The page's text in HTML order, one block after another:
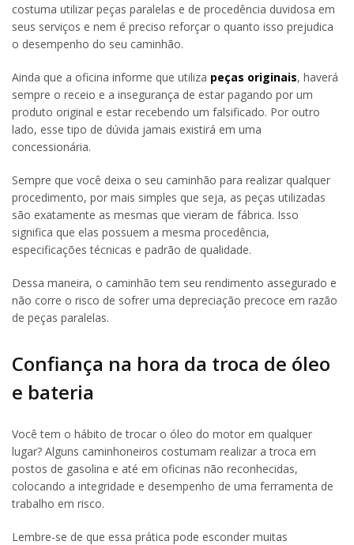
costuma utilizar peças paralelas e de procedência duvidosa em
seus serviços e nem é preciso reforçar o quanto isso prejudica
o desempenho do seu caminhão.
Ainda que a oficina informe que utiliza peças originais, haverá
sempre o receio e a insegurança de estar pagando por um
produto original e estar recebendo um falsificado. Por outro
lado, esse tipo de dúvida jamais existirá em uma
concessionária.
Sempre que você deixa o seu caminhão para realizar qualquer
procedimento, por mais simples que seja, as peças utilizadas
são exatamente as mesmas que vieram de fábrica. Isso
significa que elas possuem a mesma procedência,
especificações técnicas e padrão de qualidade.
Dessa maneira, o caminhão tem seu rendimento assegurado e
não corre o risco de sofrer uma depreciação precoce em razão
de peças paralelas.
Confiança na hora da troca de óleo
e bateria
Você tem o hábito de trocar o óleo do motor em qualquer
lugar? Alguns caminhoneiros costumam realizar a troca em
postos de gasolina e até em oficinas não reconhecidas,
colocando a integridade e desempenho de uma ferramenta de
trabalho em risco.
Lembre-se de que essa prática pode esconder muitas